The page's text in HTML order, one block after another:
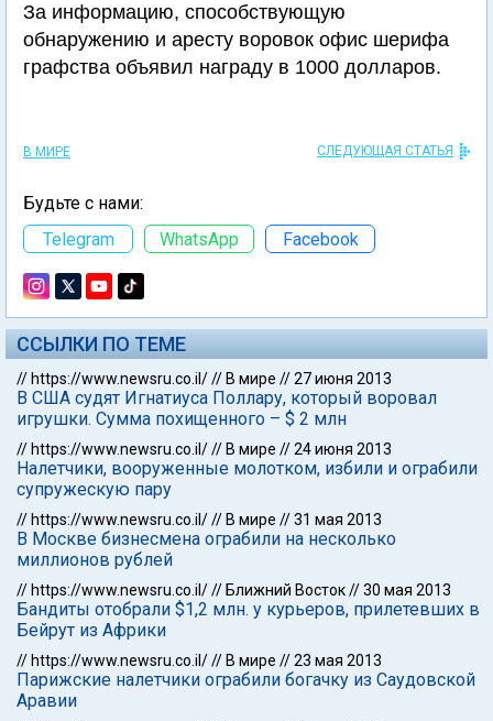
За информацию, способствующую
обнаружению и аресту воровок офис шерифа
графства объявил награду в 1000 долларов.
В МИРЕ СЛЕДУЮЩАЯ СТАТЬЯ
Будьте с нами:
Telegram
WhatsApp Facebook
ССЫЛКИ ПО ТЕМЕ
// https://www.newsru.co.il/// В мире //27 июня 2013
В США судят Игнатиуса Поллару, который воровал
игрушки. Сумма похищенного – $ 2 млн
// https://www.newsru.co.il/// В мире //24 июня 2013
Налетчики, вооруженные молотком, избили и ограбили
супружескую пару
// https://www.newsru.co.il/// В мире //31 мая 2013
В Москве бизнесмена ограбили на несколько
миллионов рублей
// https://www.newsru.co.il/// Ближний Восток//30 мая 2013
Бандиты отобрали $1,2 млн. у курьеров, прилетевших в
Бейрут из Африки
// https://www.newsru.co.il/// В мире //23 мая 2013
Парижские налетчики ограбили богачку из Саудовской
Аравии